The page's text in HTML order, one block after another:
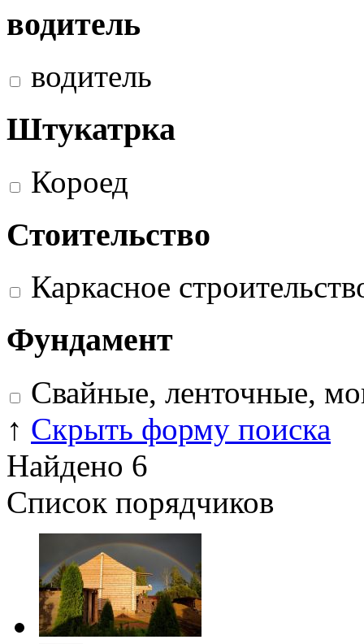
водитель
водитель
Штукатрка
Короед
Стоительство
Каркасное
Фундамент
Свайные, ленточные,
↑ Скрыть форму поиска
Найдено 6
Список порядчиков